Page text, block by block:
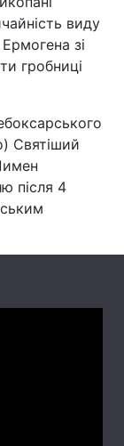
виду
зі
гробниці
Святіший
після 4